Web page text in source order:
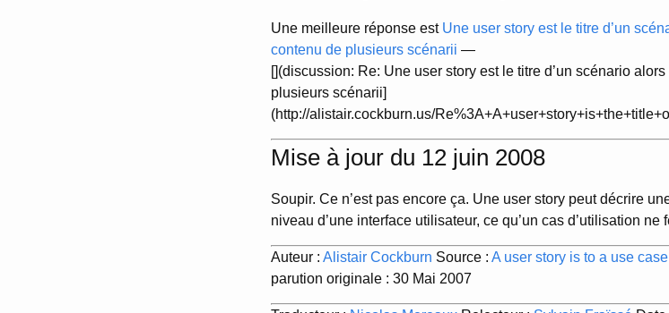
Une meilleure réponse est Une user story est le titre d’un
contenu de plusieurs scénarii —
[](discussion: Re: Une user story est le titre d’un scénario
plusieurs scénarii]
(http://alistair.cockburn.us/
Mise à jour du 12 juin 2008
Soupir. Ce n’est pas encore ça. Une user story peut décrire
niveau d’une interface utilisateur, ce qu’un cas d’utilisation ne
Auteur : Alistair Cockburn Source : A user story is to a use
parution originale : 30 Mai 2007